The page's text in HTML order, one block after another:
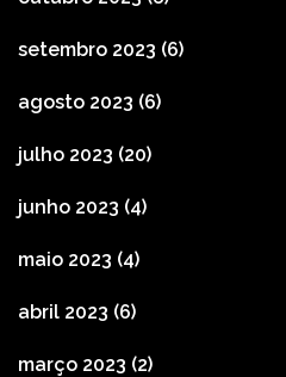
setembro 2023 (6)
agosto 2023 (6)
julho 2023 (20)
junho 2023 (4)
maio 2023 (4)
abril 2023 (6)
março 2023 (2)